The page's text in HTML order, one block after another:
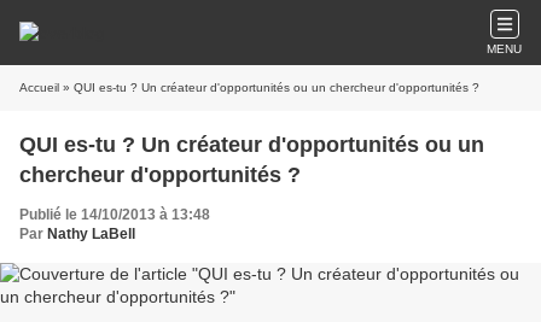
MENU
Accueil » QUI es-tu ? Un créateur d'opportunités ou un chercheur d'opportunités ?
QUI es-tu ? Un créateur d'opportunités ou un
chercheur d'opportunités ?
Publié le 14/10/2013 à 13:48
Par Nathy LaBell